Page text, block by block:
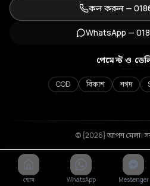
কল করুন —
WhatsApp —
পেমেন্ট ও
COD বিকাশ নগদ
© {2026} আপন মেলা।
হোম WhatsApp Messenger